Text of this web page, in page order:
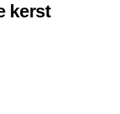
kerst